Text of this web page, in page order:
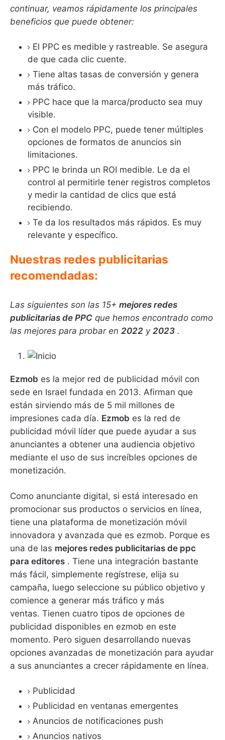
continuar, veamos rápidamente los principales
beneficios que puede obtener:
El PPC es medible y rastreable. Se asegura
de que cada clic cuente.
Tiene altas tasas de conversión y genera
más tráfico.
PPC hace que la marca/producto sea muy
visible.
Con el modelo PPC, puede tener múltiples
opciones de formatos de anuncios sin
limitaciones.
PPC le brinda un ROI medible. Le da el
control al permitirle tener registros completos
y medir la cantidad de clics que está
recibiendo.
Te da los resultados más rápidos. Es muy
relevante y específico.
Nuestras redes publicitarias
recomendadas:
Las siguientes son las 15+ mejores redes
publicitarias de PPC que hemos encontrado como
las mejores para probar en 2022 y 2023 .
Ezmob es la mejor red de publicidad móvil con
sede en Israel fundada en 2013. Afirman que
están sirviendo más de 5 mil millones de
impresiones cada día. Ezmob es la red de
publicidad móvil líder que puede ayudar a sus
anunciantes a obtener una audiencia objetivo
mediante el uso de sus increíbles opciones de
monetización.
Como anunciante digital, si está interesado en
promocionar sus productos o servicios en línea,
tiene una plataforma de monetización móvil
innovadora y avanzada que es ezmob. Porque es
una de las mejores redes publicitarias de ppc
para editores . Tiene una integración bastante
más fácil, simplemente regístrese, elija su
campaña, luego seleccione su público objetivo y
comience a generar más tráfico y más
ventas. Tienen cuatro tipos de opciones de
publicidad disponibles en ezmob en este
momento. Pero siguen desarrollando nuevas
opciones avanzadas de monetización para ayudar
a sus anunciantes a crecer rápidamente en línea.
Publicidad
Publicidad en ventanas emergentes
Anuncios de notificaciones push
Anuncios nativos